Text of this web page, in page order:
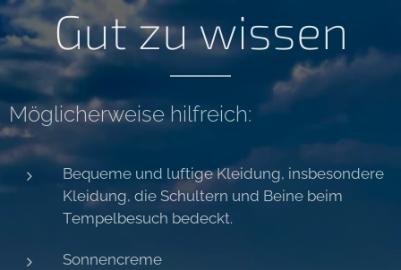
Gut zu wissen
Möglicherweise hilfreich:
Bequeme und luftige Kleidung, insbesondere
Kleidung, die Schultern und Beine beim
Tempelbesuch bedeckt.
Sonnencreme